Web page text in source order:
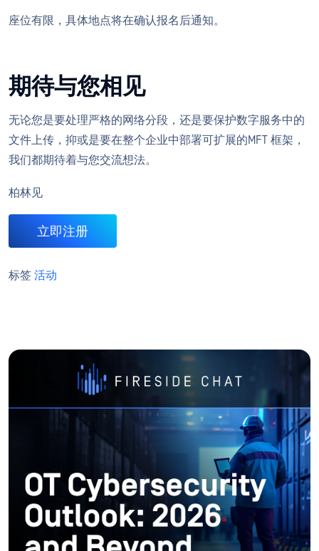
座位有限，具体地点将在确认报名后通知。
期待与您相见
无论您是要处理严格的网络分段，还是要保护数字服务中的
文件上传，抑或是要在整个企业中部署可扩展的MFT 框架，
我们都期待着与您交流想法。
柏林见
立即注册
标签 活动